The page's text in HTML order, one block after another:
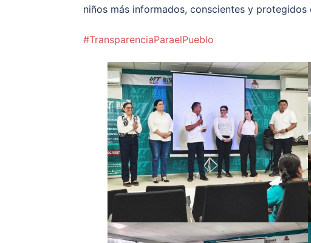
niños más informados, conscientes y
#TransparenciaParaelPueblo